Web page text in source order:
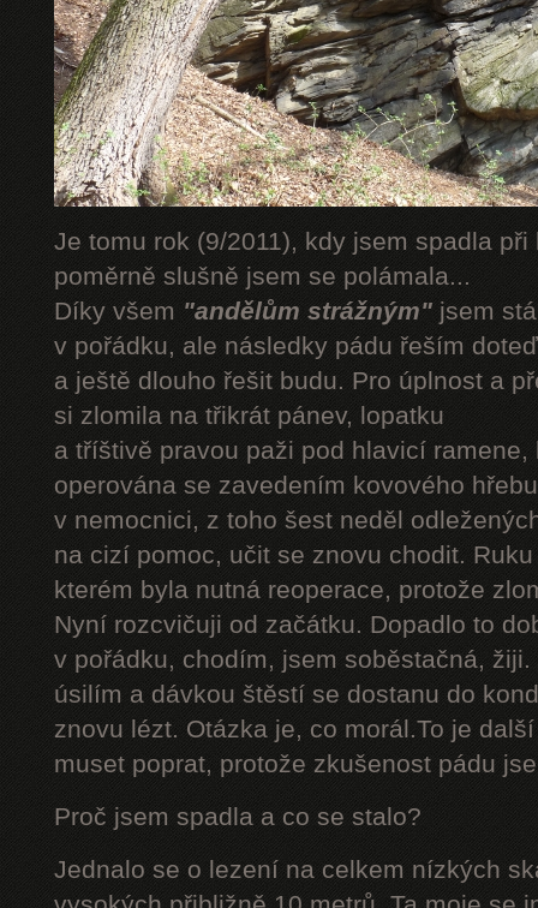
Je tomu rok (9/2011), kdy jsem spadla
poměrně slušně jsem se polámala...
Díky všem "andělům strážným" jsem
v pořádku, ale následky pádu řeším doteď
a ještě dlouho řešit budu. Pro úplnost a
si zlomila na třikrát pánev, lopatku
a tříštivě pravou paži pod hlavicí ramene,
operována se zavedením kovového
v nemocnici, z toho šest neděl
na cizí pomoc, učit se znovu chodit.
kterém byla nutná reoperace, protože
Nyní rozcvičuji od začátku. Dopadlo to
v pořádku, chodím, jsem soběstačná,
úsilím a dávkou štěstí se dostanu do
znovu lézt. Otázka je, co morál.To je
muset poprat, protože zkušenost pádu
Proč jsem spadla a co se stalo?
Jednalo se o lezení na celkem nízkých